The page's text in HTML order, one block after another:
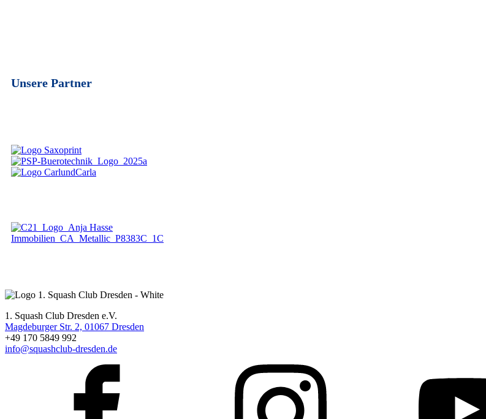
Unsere Partner
1. Squash Club Dresden e.V.
Magdeburger Str. 2, 01067 Dresden
+49 170 5849 992
info@squashclub-dresden.de